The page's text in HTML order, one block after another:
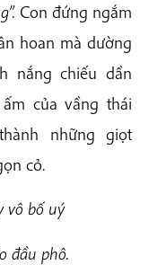
Con đứng ngắm
hoan mà dường
nắng chiếu dần
của vầng thái
những giọt
cỏ.
vô bố uý
đầu phô.